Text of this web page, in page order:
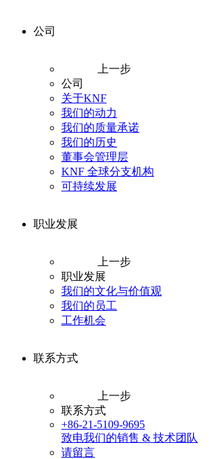
公司
上一步
公司
关于KNF
我们的动力
我们的质量承诺
我们的历史
董事会管理层
KNF 全球分支机构
可持续发展
职业发展
上一步
职业发展
我们的文化与价值观
我们的员工
工作机会
联系方式
上一步
联系方式
+86-21-5109-9695
致电我们的销售 & 技术团队
请留言